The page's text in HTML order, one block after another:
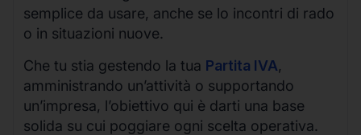
semplice da usare, anche se lo incontri di rado
o in situazioni nuove.
Che tu stia gestendo la tua Partita IVA,
amministrando un’attività o supportando
un’impresa, l’obiettivo qui è darti una base
solida su cui poggiare ogni scelta operativa.